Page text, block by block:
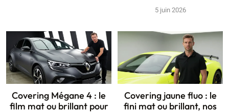
5 juin 2026
Covering Mégane 4 : le
film mat ou brillant pour
Covering jaune fluo : le
fini mat ou brillant, nos